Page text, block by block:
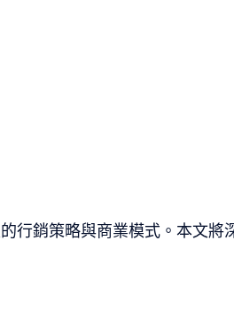
行銷策略與商業模式。本文將